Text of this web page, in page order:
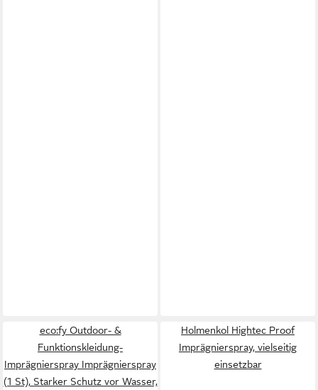
eco:fy Outdoor- &
Funktionskleidung-
Imprägnierspray Imprägnierspray
(1 St), Starker Schutz vor Wasser,
Holmenkol Hightec Proof
Imprägnierspray, vielseitig
einsetzbar